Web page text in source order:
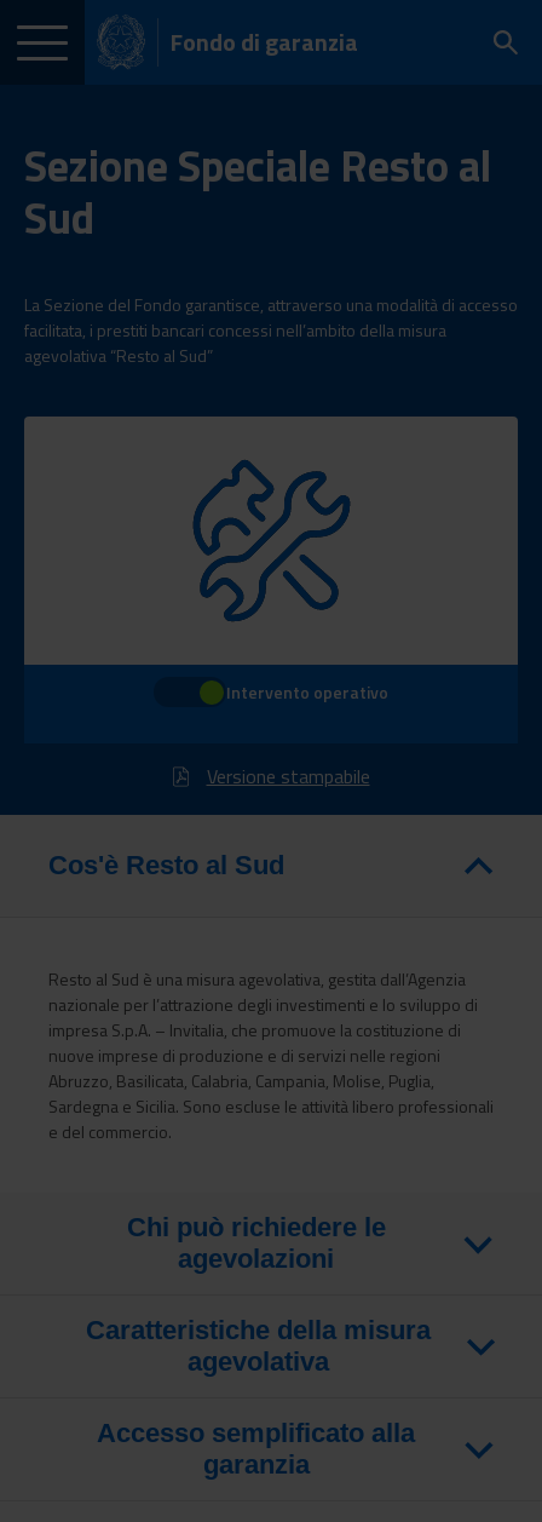
Fondo di garanzia
Sezione Speciale Resto al
Sud
La Sezione del Fondo garantisce, attraverso una modalità di accesso
facilitata, i prestiti bancari concessi nell’ambito della misura
agevolativa “Resto al Sud”
Intervento operativo
Versione stampabile
Cos'è Resto al Sud
Resto al Sud è una misura agevolativa, gestita dall’Agenzia
nazionale per l’attrazione degli investimenti e lo sviluppo di
impresa S.p.A. – Invitalia, che promuove la costituzione di
nuove imprese di produzione e di servizi nelle regioni
Abruzzo, Basilicata, Calabria, Campania, Molise, Puglia,
Sardegna e Sicilia. Sono escluse le attività libero professionali
e del commercio.
Chi può richiedere le
agevolazioni
Caratteristiche della misura
agevolativa
Accesso semplificato alla
garanzia